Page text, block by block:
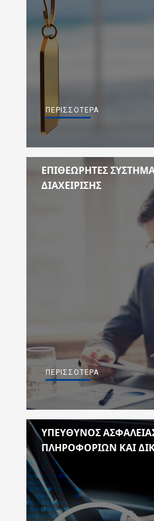
ΠΕΡΙΣΣΌΤΕΡΑ
ΕΠΙΘΕΩΡΗΤΕΣ
ΔΙΑΧΕΙΡΙΣΗΣ
ΠΕΡΙΣΣΌΤΕΡΑ
ΥΠΕΥΘΥΝΟΣ
ΠΛΗΡΟΦΟΡΙΩΝ ΚΑΙ